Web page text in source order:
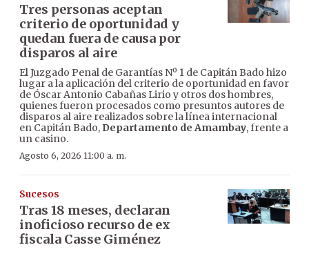
Tres personas aceptan
criterio de oportunidad y
quedan fuera de causa por
disparos al aire
El Juzgado Penal de Garantías Nº 1 de Capitán Bado hizo
lugar a la aplicación del criterio de oportunidad en favor
de Óscar Antonio Cabañas Lirio y otros dos hombres,
quienes fueron procesados como presuntos autores de
disparos al aire realizados sobre la línea internacional
en Capitán Bado, Departamento de Amambay, frente a
un casino.
Agosto 6, 2026 11:00 a. m.
Sucesos
Tras 18 meses, declaran
inoficioso recurso de ex
fiscala Casse Giménez